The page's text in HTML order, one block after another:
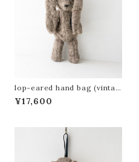
lop-eared hand bag (vintag
e greige)
¥17,600